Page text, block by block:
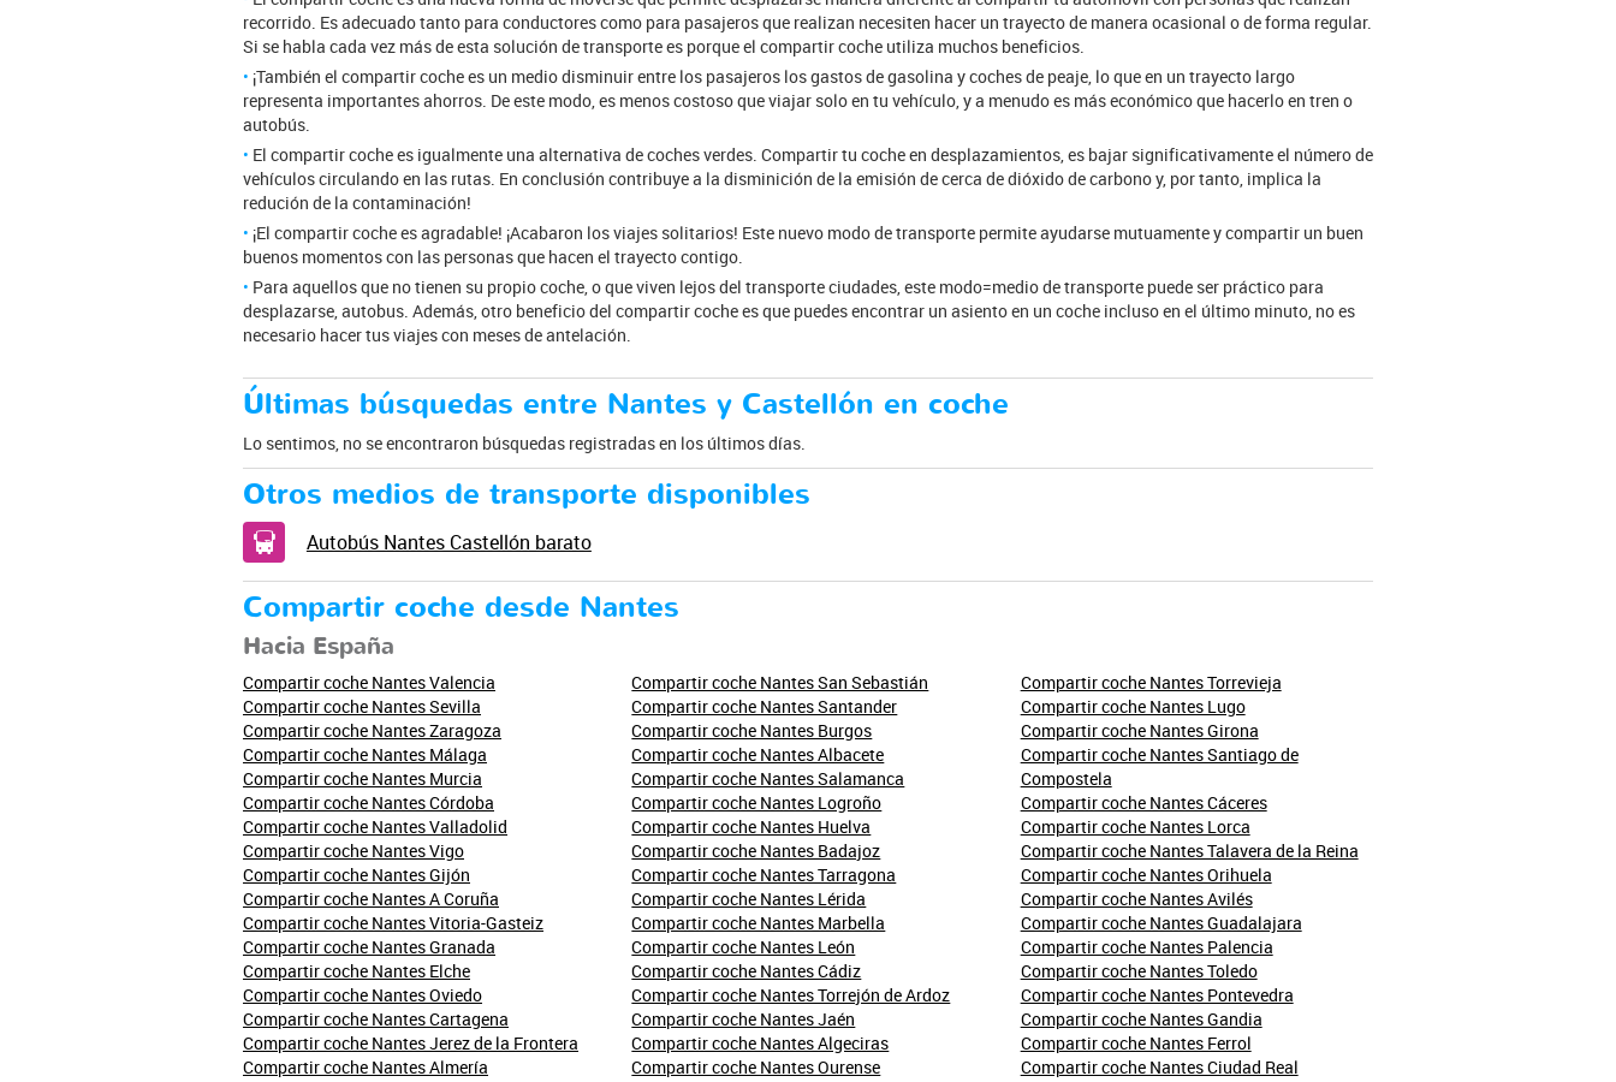
recorrido. Es adecuado tanto para conductores como para pasajeros que realizan necesiten hacer un trayecto de manera ocasional o de forma regular.
Si se habla cada vez más de esta solución de transporte es porque el compartir coche utiliza muchos beneficios.
¡También el compartir coche es un medio disminuir entre los pasajeros los gastos de gasolina y coches de peaje, lo que en un trayecto largo
representa importantes ahorros. De este modo, es menos costoso que viajar solo en tu vehículo, y a menudo es más económico que hacerlo en tren o
autobús.
El compartir coche es igualmente una alternativa de coches verdes. Compartir tu coche en desplazamientos, es bajar significativamente el número de
vehículos circulando en las rutas. En conclusión contribuye a la disminición de la emisión de cerca de dióxido de carbono y, por tanto, implica la
redución de la contaminación!
¡El compartir coche es agradable! ¡Acabaron los viajes solitarios! Este nuevo modo de transporte permite ayudarse mutuamente y compartir un buen
buenos momentos con las personas que hacen el trayecto contigo.
Para aquellos que no tienen su propio coche, o que viven lejos del transporte ciudades, este modo=medio de transporte puede ser práctico para
desplazarse, autobus. Además, otro beneficio del compartir coche es que puedes encontrar un asiento en un coche incluso en el último minuto, no es
necesario hacer tus viajes con meses de antelación.
Últimas búsquedas entre Nantes y Castellón en coche
Lo sentimos, no se encontraron búsquedas registradas en los últimos días.
Otros medios de transporte disponibles
Autobús Nantes Castellón barato
Compartir coche desde Nantes
Hacia España
Compartir coche Nantes Valencia
Compartir coche Nantes Sevilla
Compartir coche Nantes Zaragoza
Compartir coche Nantes Málaga
Compartir coche Nantes Murcia
Compartir coche Nantes Córdoba
Compartir coche Nantes Valladolid
Compartir coche Nantes Vigo
Compartir coche Nantes Gijón
Compartir coche Nantes A Coruña
Compartir coche Nantes Vitoria-Gasteiz
Compartir coche Nantes Granada
Compartir coche Nantes Elche
Compartir coche Nantes Oviedo
Compartir coche Nantes Cartagena
Compartir coche Nantes Jerez de la Frontera
Compartir coche Nantes Almería
Compartir coche Nantes San Sebastián
Compartir coche Nantes Santander
Compartir coche Nantes Burgos
Compartir coche Nantes Albacete
Compartir coche Nantes Salamanca
Compartir coche Nantes Logroño
Compartir coche Nantes Huelva
Compartir coche Nantes Badajoz
Compartir coche Nantes Tarragona
Compartir coche Nantes Lérida
Compartir coche Nantes Marbella
Compartir coche Nantes León
Compartir coche Nantes Cádiz
Compartir coche Nantes Torrejón de Ardoz
Compartir coche Nantes Jaén
Compartir coche Nantes Algeciras
Compartir coche Nantes Ourense
Compartir coche Nantes Torrevieja
Compartir coche Nantes Lugo
Compartir coche Nantes Girona
Compartir coche Nantes Santiago de
Compostela
Compartir coche Nantes Cáceres
Compartir coche Nantes Lorca
Compartir coche Nantes Talavera de la Reina
Compartir coche Nantes Orihuela
Compartir coche Nantes Avilés
Compartir coche Nantes Guadalajara
Compartir coche Nantes Palencia
Compartir coche Nantes Toledo
Compartir coche Nantes Pontevedra
Compartir coche Nantes Gandia
Compartir coche Nantes Ferrol
Compartir coche Nantes Ciudad Real